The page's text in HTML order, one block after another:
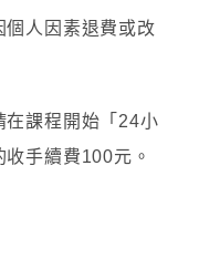
個人因素退費或改
在課程開始「24小
手續費100元。